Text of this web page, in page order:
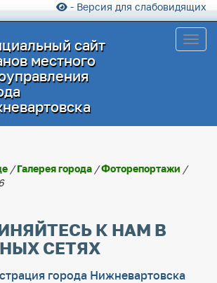
- Версия для слабовидящих
сайт
местного
/Галерея города /Фоторепортажи /
К НАМ В
СЕТЯХ
города Нижневартовска